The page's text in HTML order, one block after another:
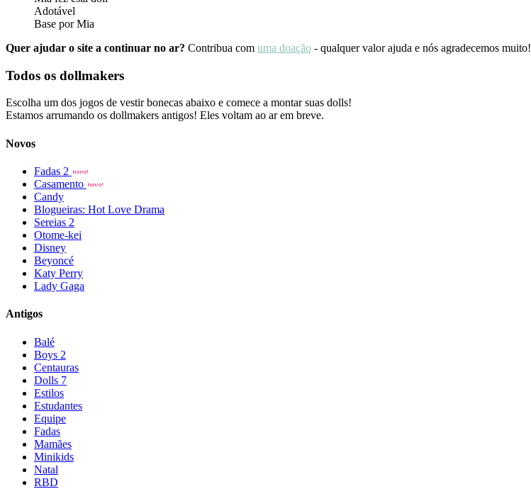
Adotável
Base por Mia
Quer ajudar o site a continuar no ar? Contribua com uma doação - qualquer valor ajuda e nós agradecemos muito!
Todos os dollmakers
Escolha um dos jogos de vestir bonecas abaixo e comece a montar suas dolls!
Estamos arrumando os dollmakers antigos! Eles voltam ao ar em breve.
Novos
Fadas 2
Casamento
Candy
Blogueiras: Hot Love Drama
Sereias 2
Otome-kei
Disney
Beyoncé
Katy Perry
Lady Gaga
Antigos
Balé
Boys 2
Centauras
Dolls 7
Estilos
Estudantes
Equipe
Fadas
Mamães
Minikids
Natal
RBD